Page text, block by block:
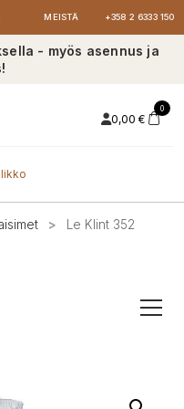
MEISTÄ +358 2 6333 150
- myös asennus ja
0,00 €
0
>
Le Klint 352